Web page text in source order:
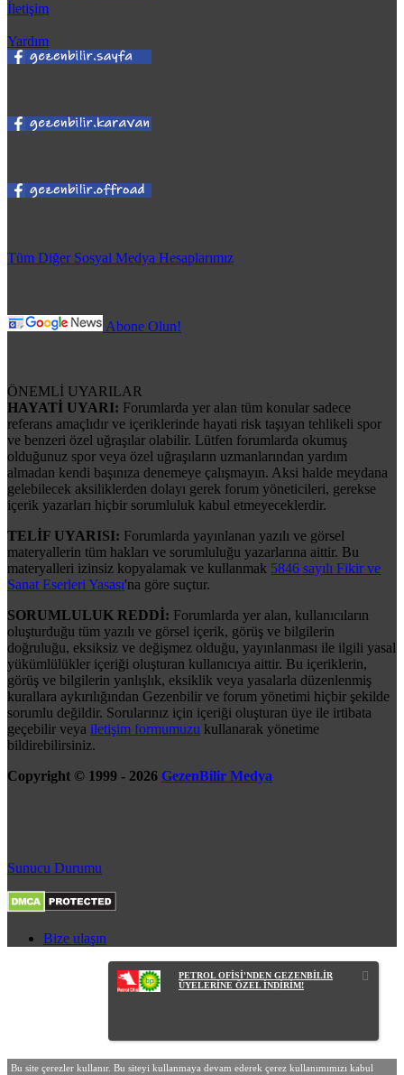
İletişim
Yardım
Tüm Diğer Sosyal Medya Hesaplarımız
Abone Olun!
ÖNEMLİ UYARILAR
HAYATİ UYARI: Forumlarda yer alan tüm konular sadece
referans amaçlıdır ve içeriklerinde hayati risk taşıyan tehlikeli spor
ve benzeri özel uğraşılar olabilir. Lütfen forumlarda okumuş
olduğunuz spor veya özel uğraşıların uzmanlarından yardım
almadan kendi başınıza denemeye çalışmayın. Aksi halde meydana
gelebilecek aksiliklerden dolayı gerek forum yöneticileri, gerekse
içerik yazarları hiçbir sorumluluk kabul etmeyeceklerdir.
TELİF UYARISI: Forumlarda yayınlanan yazılı ve görsel
materyallerin tüm hakları ve sorumluluğu yazarlarına aittir. Bu
materyalleri izinsiz kopyalamak ve kullanmak 5846 sayılı Fikir ve
Sanat Eserleri Yasası'na göre suçtur.
SORUMLULUK REDDİ: Forumlarda yer alan, kullanıcıların
oluşturduğu tüm yazılı ve görsel içerik, görüş ve bilgilerin
doğruluğu, eksiksiz ve değişmez olduğu, yayınlanması ile ilgili yasal
yükümlülükler içeriği oluşturan kullanıcıya aittir. Bu içeriklerin,
görüş ve bilgilerin yanlışlık, eksiklik veya yasalarla düzenlenmiş
kurallara aykırılığından Gezenbilir ve forum yönetimi hiçbir şekilde
sorumlu değildir. Sorularınız için içeriği oluşturan üye ile irtibata
geçebilir veya iletişim formumuzu kullanarak yönetime
bildirebilirsiniz.
Copyright © 1999 - 2026 GezenBilir Medya
Sunucu Durumu
Bize ulaşın
PETROL OFİSİ'NDEN GEZENBİLİR
ÜYELERİNE ÖZEL İNDİRİM!
Bu site çerezler kullanır. Bu siteyi kullanmaya devam ederek çerez kullanımımızı kabul